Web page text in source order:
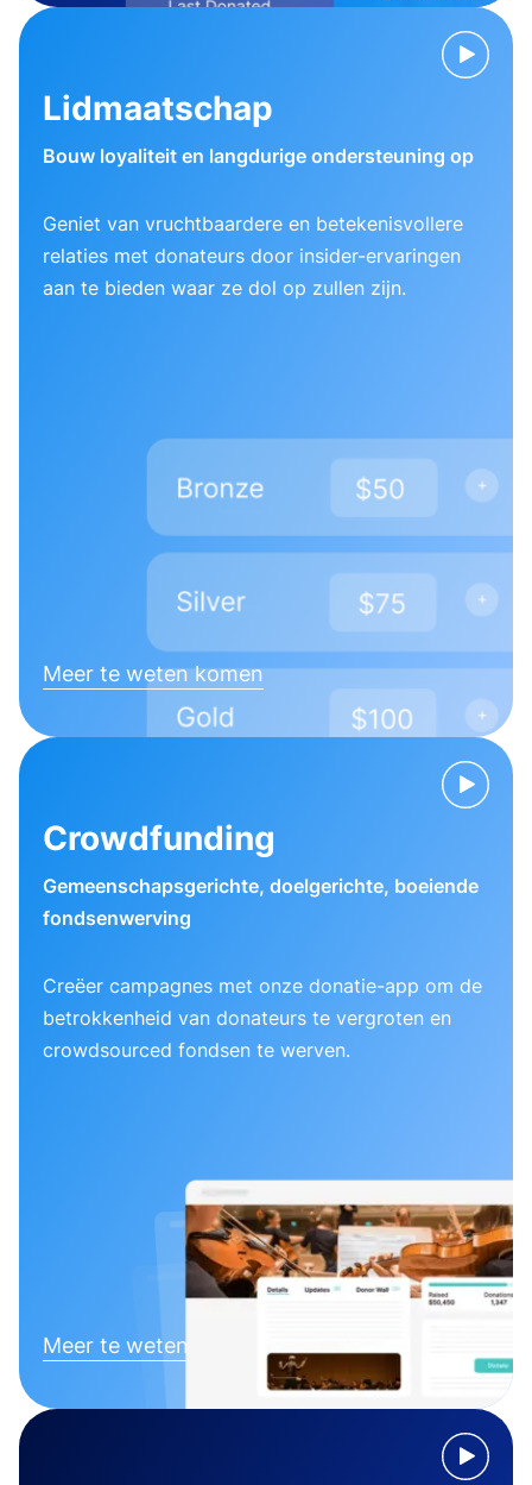
Lidmaatschap
Bouw loyaliteit en langdurige ondersteuning op
Geniet van vruchtbaardere en betekenisvollere
relaties met donateurs door insider-ervaringen
aan te bieden waar ze dol op zullen zijn.
Meer te weten komen
Crowdfunding
Gemeenschapsgerichte, doelgerichte, boeiende
fondsenwerving
Creëer campagnes met onze donatie-app om de
betrokkenheid van donateurs te vergroten en
crowdsourced fondsen te werven.
Meer te weten komen